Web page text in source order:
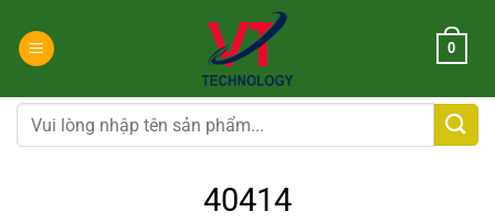
đến
dung
0
Tìm
kiếm:
40414